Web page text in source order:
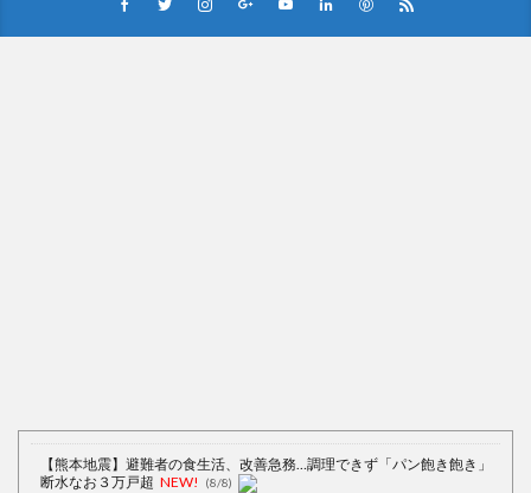
【熊本地震】避難者の食生活、改善急務…調理できず「パン飽き飽き」
断水なお３万戸超 NEW! (8/8)